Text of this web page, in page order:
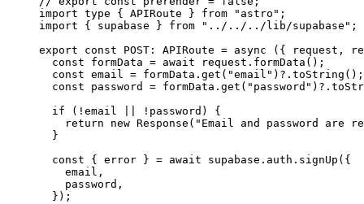
import type { APIRoute } from " astro " ;
import { supabase } from " ../../../lib/supabase " ;
export const POST : APIRoute = async ( { request ,
const formData = await request . formData () ;
const email = formData . get ( "email " ) ?. toString () ;
const password = formData . get ( " password " ) ?.
if
( ! email || ! password)
{
return new Response ( " Email and password are
}
const { error } = await supabase . auth . signUp ( {
email ,
password ,
} ) ;